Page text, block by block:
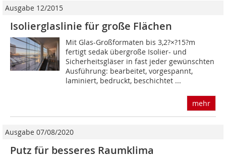
Ausgabe 12/2015
Isolierglaslinie für große Flächen
Mit Glas-Großformaten bis 3,2?×?15?m
fertigt sedak übergroße Isolier- und
Sicherheitsgläser in fast jeder gewünschten
Ausführung: bearbeitet, vorgespannt,
laminiert, bedruckt, beschichtet ...
mehr
Ausgabe 07/08/2020
Putz für besseres Raumklima